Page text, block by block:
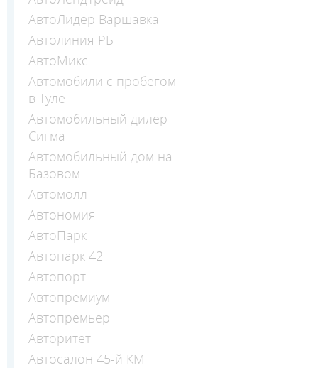
АвтоЛидер Варшавка
Автолиния РБ
АвтоМикс
Автомобили с пробегом
в Туле
Автомобильный дилер
Сигма
Автомобильный дом на
Базовом
Автомолл
Автономия
АвтоПарк
Автопарк 42
Автопорт
Автопремиум
Автопремьер
Авторитет
Автосалон 45-й КМ